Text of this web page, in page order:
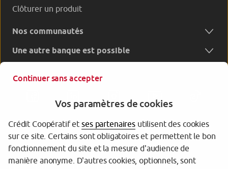
Clôturer un produit
Nos communautés
Une autre banque est possible
Garantie des dépôts
Protection des données personnelles
Continuer sans accepter
Vos paramètres de cookies
Crédit Coopératif etses partenairesutilisent des cookies
sur ce site. Certains sont obligatoires et permettent le bon
fonctionnement du site et la mesure d'audience de
manière anonyme. D'autres cookies, optionnels, sont